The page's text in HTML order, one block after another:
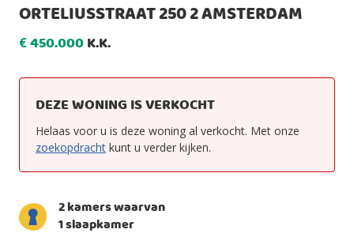
ORTELIUSSTRAAT 250 2 AMSTERDAM
€450.000K.K.
DEZE WONING IS VERKOCHT
Helaas voor u is deze woning al verkocht. Met onze
zoekopdracht kunt u verder kijken.
2 kamers waarvan
1 slaapkamer